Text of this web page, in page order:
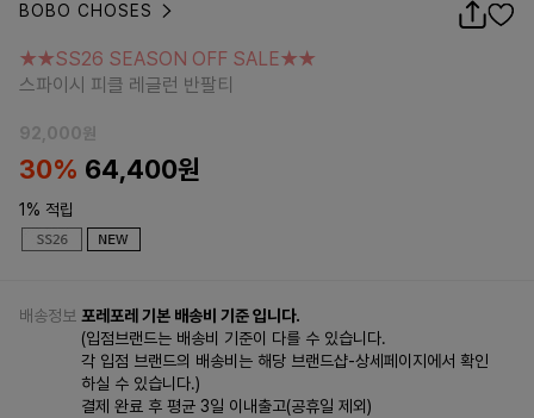
BOBO CHOSES
스파이시 피클 레글런 반팔티
★★SS26 SEASON OFF SALE★★
스파이시 피클 레글런 반팔티
92,000원
30% 64,400원
1% 적립
배송정보 포레포레 기본 배송비 기준 입니다.
(입점브랜드는 배송비 기준이 다를 수 있습니다.
각 입점 브랜드의 배송비는 해당 브랜드샵-상세페이지에서 확인
하실 수 있습니다.)
결제 완료 후 평균 3일 이내출고(공휴일 제외)